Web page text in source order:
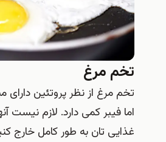
تخم مرغ
تخم مرغ از نظر پروتئین دارای
اما فیبر کمی دارد. لازم نیست
غذایی تان به طور کامل خارج